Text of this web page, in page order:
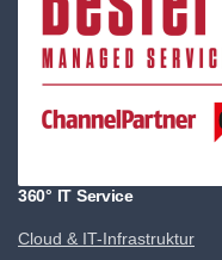
360° IT Service
Cloud & IT-Infrastruktur